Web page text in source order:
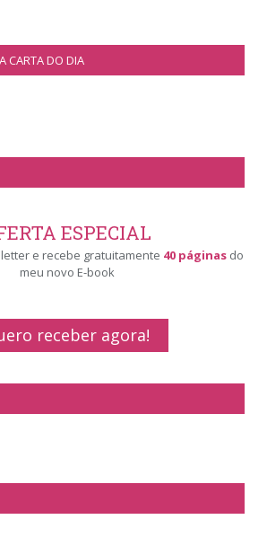
CARTA DO DIA
ESPECIAL
e recebe gratuitamente 40 páginas do
meu novo E-book
receber agora!